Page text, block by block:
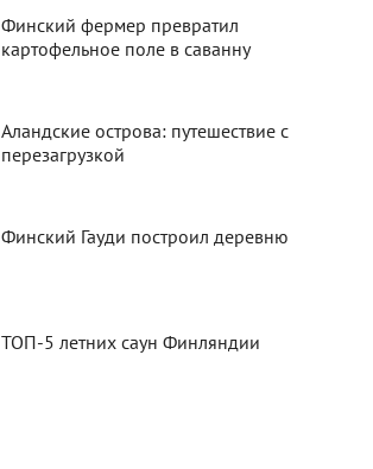
Финский фермер превратил
картофельное поле в саванну
Аландские острова: путешествие с
перезагрузкой
Финский Гауди построил деревню
ТОП-5 летних саун Финляндии